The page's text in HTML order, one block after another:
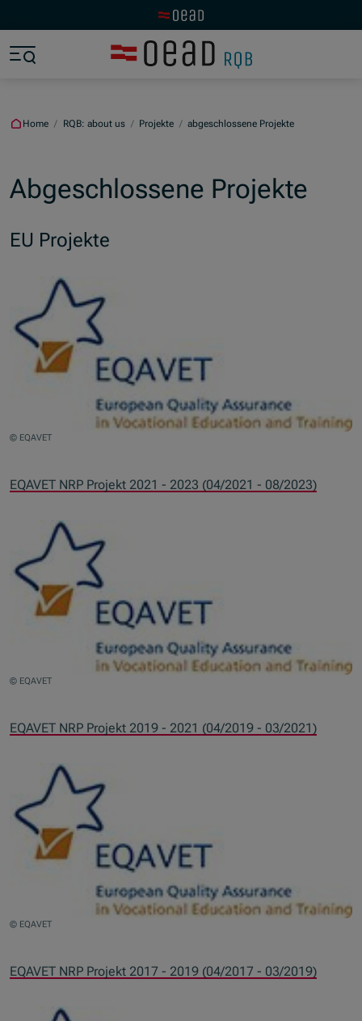
Home / RQB: about us / Projekte / abgeschlossene Projekte
Abgeschlossene Projekte
EU Projekte
© EQAVET
EQAVET NRP Projekt 2021 - 2023 (04/2021 - 08/2023)
© EQAVET
EQAVET NRP Projekt 2019 - 2021 (04/2019 - 03/2021)
© EQAVET
EQAVET NRP Projekt 2017 - 2019 (04/2017 - 03/2019)